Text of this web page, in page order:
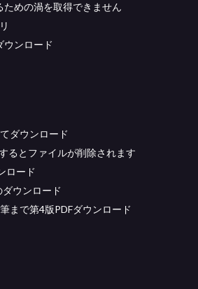
めの渦を取得できません
ウンロード
ダウンロード
るとファイルが削除されます
ロード
ウンロード
まで第4版PDFダウンロード